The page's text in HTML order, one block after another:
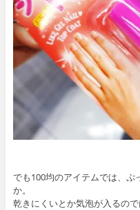
でも100均のアイテムでは、ぷ
か。
乾きにくいとか気泡が入るの